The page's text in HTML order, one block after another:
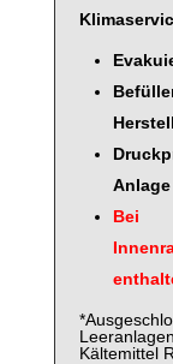
Anlage
Bei
Kältemittel